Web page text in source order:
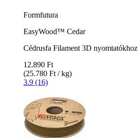
Formfutura
EasyWood™ Cedar
Cédrusfa Filament 3D nyomtatókhoz
12.890 Ft
(25.780 Ft / kg)
3.9 (16)